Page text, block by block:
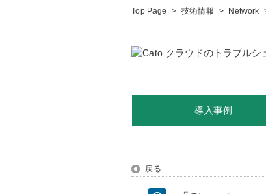
Top Page > 技術情報 > Network
導入事例
戻る